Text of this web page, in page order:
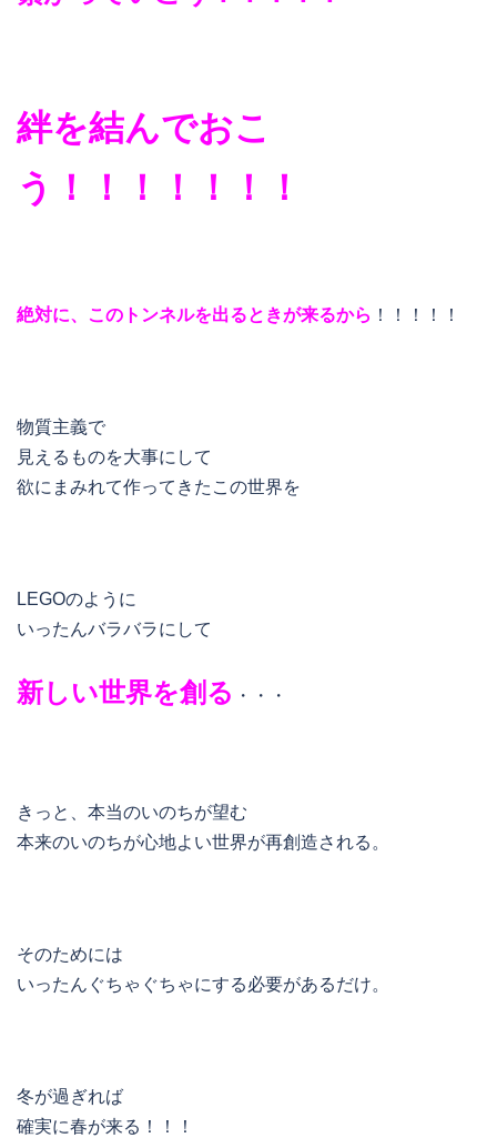
絆を結んでおこ
う！！！！！！！
絶対に、このトンネルを出るときが来るから ！！！！！
物質主義で
見えるものを大事にして
欲にまみれて作ってきたこの世界を
LEGOのように
いったんバラバラにして
新しい世界を創る ・・・
きっと、本当のいのちが望む
本来のいのちが心地よい世界が再創造される。
そのためには
いったんぐちゃぐちゃにする必要があるだけ。
冬が過ぎれば
確実に春が来る！！！